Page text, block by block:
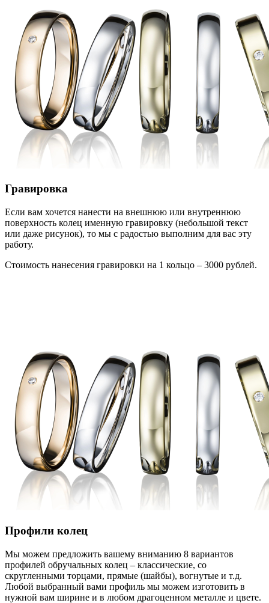
Гравировка
Если вам хочется нанести на внешнюю или внутреннюю
поверхность колец именную гравировку (небольшой текст
или даже рисунок), то мы с радостью выполним для вас эту
работу.
Стоимость нанесения гравировки на 1 кольцо – 3000 рублей.
Профили колец
Мы можем предложить вашему вниманию 8 вариантов
профилей обручальных колец – классические, со
скругленными торцами, прямые (шайбы), вогнутые и т.д.
Любой выбранный вами профиль мы можем изготовить в
нужной вам ширине и в любом драгоценном металле и цвете.